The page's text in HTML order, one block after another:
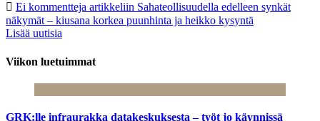
Ei kommentteja artikkeliin Sahateollisuudella edelleen synkät
näkymät – kiusana korkea puunhinta ja heikko kysyntä
Lisää uutisia
Viikon luetuimmat
GRK:lle infraurakka datakeskuksesta – työt jo käynnissä